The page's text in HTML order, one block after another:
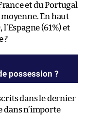
et du Portugal
En haut
(61%) et
?
possession ?
dans le dernier
dans n’importe